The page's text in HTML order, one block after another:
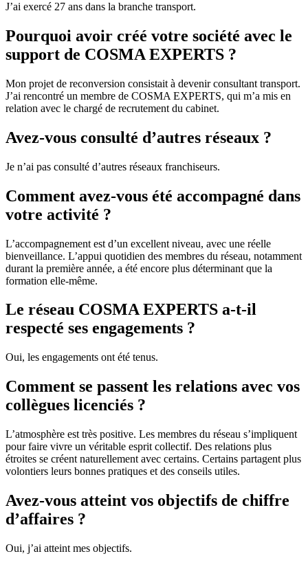
J’ai exercé 27 ans dans la branche transport.
Pourquoi avoir créé votre société avec le
support de COSMA EXPERTS ?
Mon projet de reconversion consistait à devenir consultant transport.
J’ai rencontré un membre de COSMA EXPERTS, qui m’a mis en
relation avec le chargé de recrutement du cabinet.
Avez-vous consulté d’autres réseaux ?
Je n’ai pas consulté d’autres réseaux franchiseurs.
Comment avez-vous été accompagné dans
votre activité ?
L’accompagnement est d’un excellent niveau, avec une réelle
bienveillance. L’appui quotidien des membres du réseau, notamment
durant la première année, a été encore plus déterminant que la
formation elle-même.
Le réseau COSMA EXPERTS a-t-il
respecté ses engagements ?
Oui, les engagements ont été tenus.
Comment se passent les relations avec vos
collègues licenciés ?
L’atmosphère est très positive. Les membres du réseau s’impliquent
pour faire vivre un véritable esprit collectif. Des relations plus
étroites se créent naturellement avec certains. Certains partagent plus
volontiers leurs bonnes pratiques et des conseils utiles.
Avez-vous atteint vos objectifs de chiffre
d’affaires ?
Oui, j’ai atteint mes objectifs.